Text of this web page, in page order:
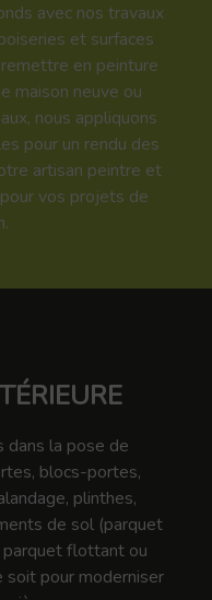
avec nos travaux
et surfaces
en peinture
maison neuve ou
nous appliquons
pour un rendu des
artisan peintre et
vos projets de
dans la pose de
blocs-portes,
plinthes,
de sol (parquet
flottant ou
soit pour moderniser